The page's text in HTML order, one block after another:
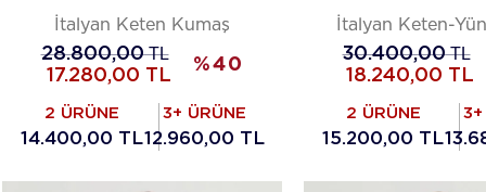
İtalyan Keten Kumaş
28.800,00TL
17.280,00 TL
%40
2 ÜRÜNE
14.400,00 TL
3+ ÜRÜNE
12.960,00 TL
İtalyan Keten-
30.400,00TL
18.240,00 TL
2 ÜRÜNE
15.200,00 TL
3+